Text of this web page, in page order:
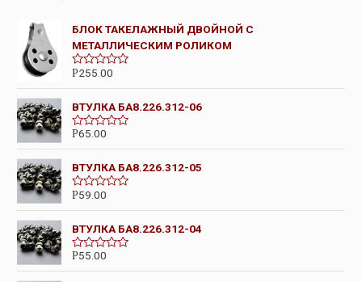
БЛОК ТАКЕЛАЖНЫЙ ДВОЙНОЙ С
МЕТАЛЛИЧЕСКИМ РОЛИКОМ
О
н
к
а
0
и
5
Р255.00
ВТУЛКА БА8.226.312-06
О
ц
н
к
а
0
и
5
Р65.00
ВТУЛКА БА8.226.312-05
О
н
к
а
0
и
Р59.00
ВТУЛКА БА8.226.312-04
О
ц
Р55.00